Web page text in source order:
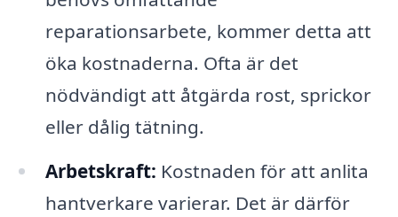
reparationsarbete, kommer detta att
öka kostnaderna. Ofta är det
nödvändigt att åtgärda rost, sprickor
eller dålig tätning.
Arbetskraft: Kostnaden för att anlita
hantverkare varierar. Det är därför